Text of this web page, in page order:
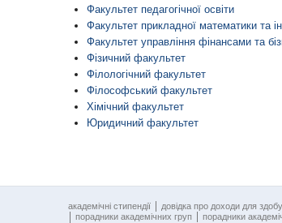
Факультет педагогічної освіти
Факультет прикладної математики та
Факультет управління фінансами та
Фізичний факультет
Філологічний факультет
Філософський факультет
Хімічний факультет
Юридичний факультет
академічні стипендії довідка про доходи для
порадники академічних груп
порадники